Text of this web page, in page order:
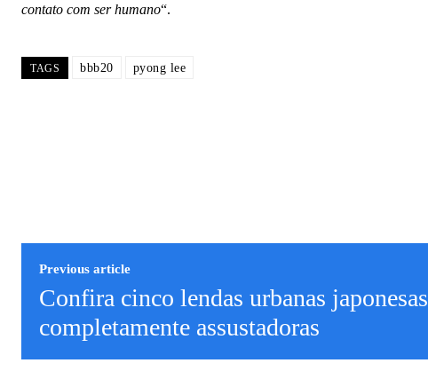
contato com ser humano“.
TAGS bbb20 pyong lee
Previous article
Confira cinco lendas urbanas japonesas
completamente assustadoras